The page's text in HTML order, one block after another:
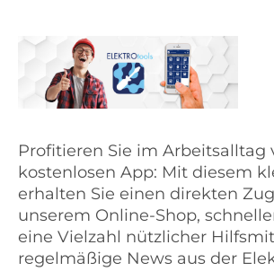
Profitieren Sie im Arbeitsalltag
kostenlosen App: Mit diesem
erhalten Sie einen direkten
unserem Online-Shop,
eine Vielzahl nützlicher
regelmäßige News aus der